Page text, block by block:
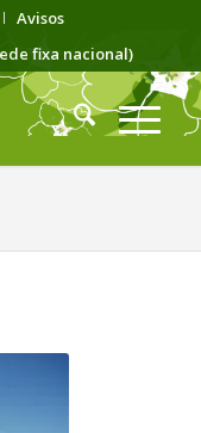
Avisos
fixa nacional)